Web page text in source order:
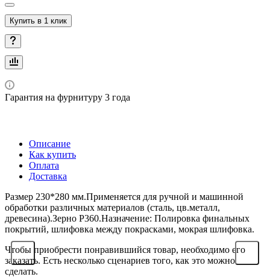
Купить в 1 клик
Гарантия на фурнитуру 3 года
Описание
Как купить
Оплата
Доставка
Размер 230*280 мм.Применяется для ручной и машинной
обработки различных материалов (сталь, цв.металл,
древесина).Зерно Р360.Назначение: Полировка финальных
покрытий, шлифовка между покрасками, мокрая шлифовка.
Чтобы приобрести понравившийся товар, необходимо его
заказать. Есть несколько сценариев того, как это можно
сделать.